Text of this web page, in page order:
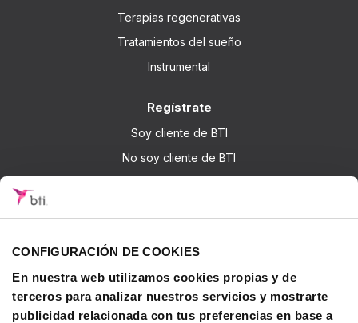
CONFIGURACIÓN DE COOKIES
En nuestra web utilizamos cookies propias y de
terceros para analizar nuestros servicios y mostrarte
publicidad relacionada con tus preferencias en base a
Terapias regenerativas
Tratamientos del sueño
Instrumental
Regístrate
Soy cliente de BTI
No soy cliente de BTI
BTI Biotechnology Institute
Soluciones BTI